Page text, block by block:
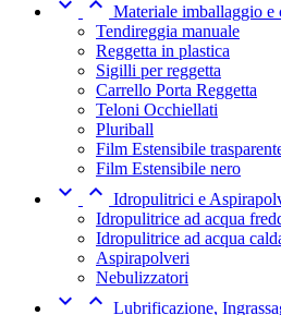
Materiale imballaggio e
Tendireggia manuale
Reggetta in plastica
Sigilli per reggetta
Carrello Porta Reggetta
Teloni Occhiellati
Pluriball
Film Estensibile
Film Estensibile nero
  Idropulitrici e
Idropulitrice ad acqua
Idropulitrice ad acqua
Aspirapolveri
Nebulizzatori
  Lubrificazione,